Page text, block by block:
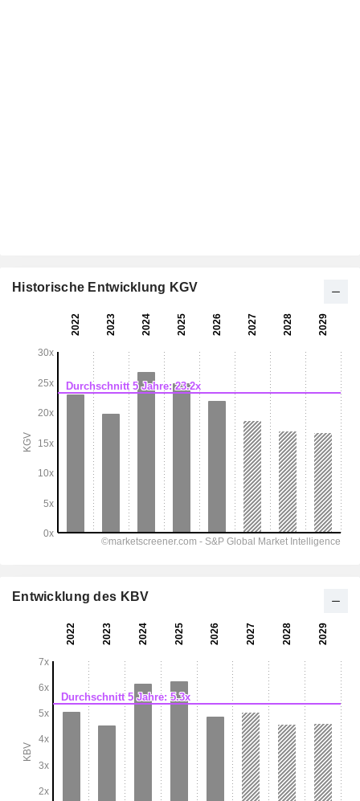
Historische Entwicklung KGV
Entwicklung des KBV